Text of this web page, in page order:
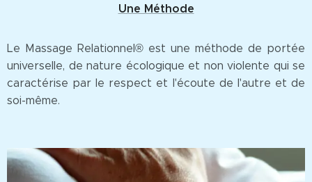
Une Méthode
Le Massage Relationnel® est une méthode de portée
universelle, de nature écologique et non violente qui se
caractérise par le respect et l'écoute de l'autre et de
soi-même.